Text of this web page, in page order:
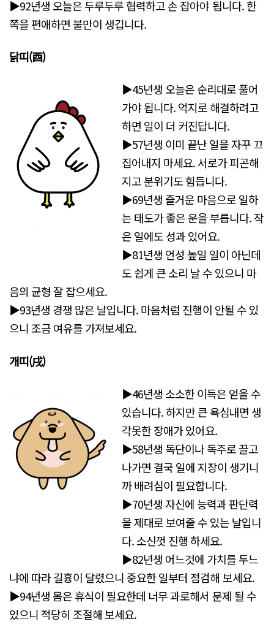
▶92년생 오늘은 두루두루 협력하고 손 잡아야 됩니다. 한
쪽을 편애하면 불만이 생깁니다.
닭띠(酉)
▶45년생 오늘은 순리대로 풀어
가야 됩니다. 억지로 해결하려고
하면 일이 더 커진답니다.
▶57년생 이미 끝난 일을 자꾸 끄
집어내지 마세요. 서로가 피곤해
지고 분위기도 힘듭니다.
▶69년생 즐거운 마음으로 일하
는 태도가 좋은 운을 부릅니다. 작
은 일에도 성과 있어요.
▶81년생 언성 높일 일이 아닌데
도 쉽게 큰 소리 날 수 있으니 마
음의 균형 잘 잡으세요.
▶93년생 경쟁 많은 날입니다. 마음처럼 진행이 안될 수 있
으니 조금 여유를 가져보세요.
개띠(戌)
▶46년생 소소한 이득은 얻을 수
있습니다. 하지만 큰 욕심내면 생
각못한 장애가 있어요.
▶58년생 독단이나 독주로 끌고
나가면 결국 일에 지장이 생기니
까 배려심이 필요합니다.
▶70년생 자신에 능력과 판단력
을 제대로 보여줄 수 있는 날입니
다. 소신껏 진행 하세요.
▶82년생 어느것에 가치를 두느
냐에 따라 길흉이 달렸으니 중요한 일부터 점검해 보세요.
▶94년생 몸은 휴식이 필요한데 너무 과로해서 문제 될 수
있으니 적당히 조절해 보세요.